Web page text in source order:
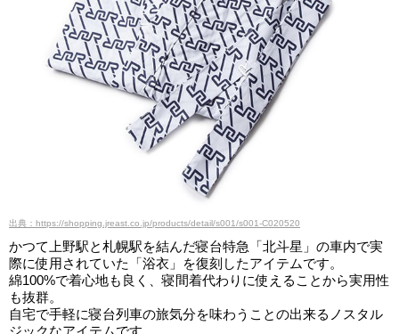
出典：https://shopping.jreast.co.jp/products/detail/s001/s001-C020520
かつて上野駅と札幌駅を結んだ寝台特急「北斗星」の車内で実
際に使用されていた「浴衣」を復刻したアイテムです。
綿100%で着心地も良く、寝間着代わりに使えることから実用性
も抜群。
自宅で手軽に寝台列車の旅気分を味わうことの出来るノスタル
ジックなアイテムです。